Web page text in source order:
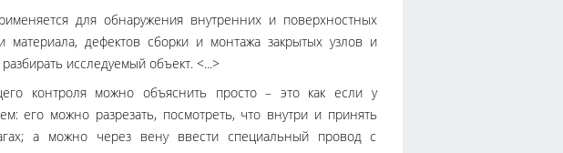
для обнаружения внутренних и поверхностных
материала, дефектов сборки и монтажа закрытых узлов и
исследуемый объект. <...>
контроля можно объяснить просто – это как если у
его можно разрезать, посмотреть, что внутри и принять
а можно через вену ввести специальный провод с